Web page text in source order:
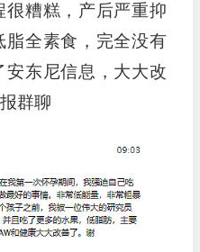
糟糕，产后严重抑
脂全素食，完全没有
安东尼信息，大大改
群聊